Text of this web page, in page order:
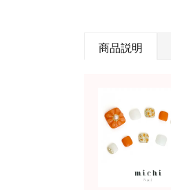
商品説明